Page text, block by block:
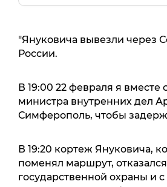
"Януковича вывезли через
России.
В 19:00 22 февраля я
министра внутренних дел
Симферополь, чтобы
В 19:20 кортеж Януковича,
поменял маршрут,
государственной охраны и